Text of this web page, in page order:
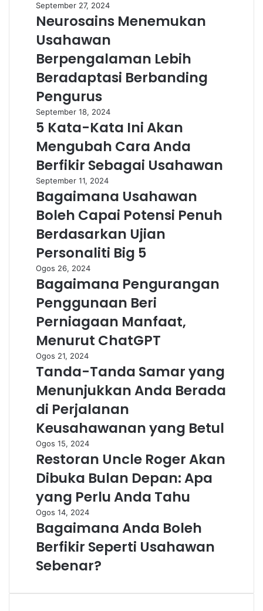
September 27, 2024
Neurosains Menemukan
Usahawan
Berpengalaman Lebih
Beradaptasi Berbanding
Pengurus
September 18, 2024
5 Kata-Kata Ini Akan
Mengubah Cara Anda
Berfikir Sebagai Usahawan
September 11, 2024
Bagaimana Usahawan
Boleh Capai Potensi Penuh
Berdasarkan Ujian
Personaliti Big 5
Ogos 26, 2024
Bagaimana Pengurangan
Penggunaan Beri
Perniagaan Manfaat,
Menurut ChatGPT
Ogos 21, 2024
Tanda-Tanda Samar yang
Menunjukkan Anda Berada
di Perjalanan
Keusahawanan yang Betul
Ogos 15, 2024
Restoran Uncle Roger Akan
Dibuka Bulan Depan: Apa
yang Perlu Anda Tahu
Ogos 14, 2024
Bagaimana Anda Boleh
Berfikir Seperti Usahawan
Sebenar?